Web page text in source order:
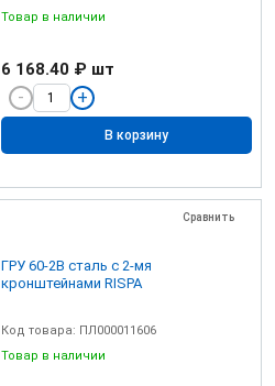
Товар в наличии
6 168.40 ₽ шт
В корзину
Сравнить
ГРУ 60-2В сталь с 2-мя
кронштейнами RISPA
Код товара: ПЛ000011606
Товар в наличии